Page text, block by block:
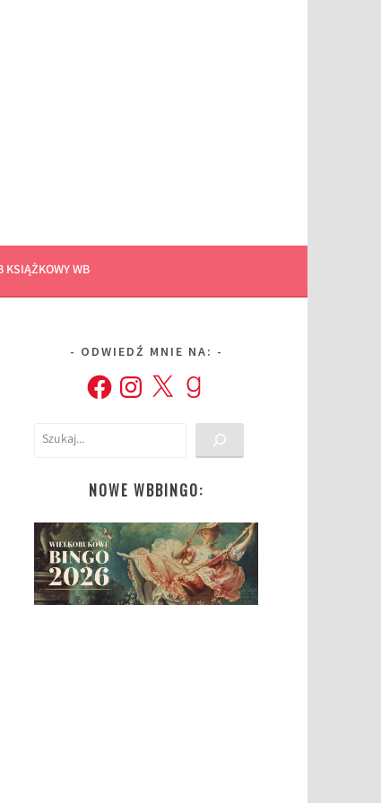
KSIĄŻKOWY WB
ODWIEDŹ MNIE NA:
FacebookInstagram
X Goodreads
Szukaj
NOWE WBBINGO: